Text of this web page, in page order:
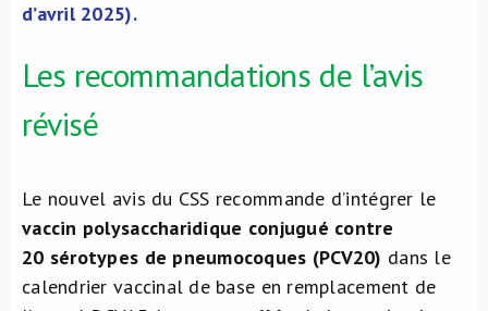
d’avril 2025).
Les recommandations de l’avis
révisé
Le nouvel avis du CSS recommande d’intégrer le
vaccin polysaccharidique conjugué contre
20 sérotypes de pneumocoques (PCV20) dans le
calendrier vaccinal de base en remplacement de